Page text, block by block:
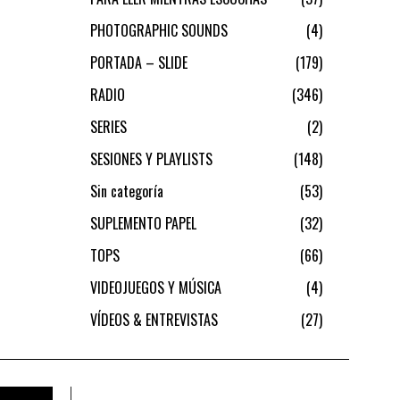
PHOTOGRAPHIC SOUNDS
4
PORTADA – SLIDE
179
RADIO
346
SERIES
2
SESIONES Y PLAYLISTS
148
Sin categoría
53
SUPLEMENTO PAPEL
32
TOPS
66
VIDEOJUEGOS Y MÚSICA
4
VÍDEOS & ENTREVISTAS
27